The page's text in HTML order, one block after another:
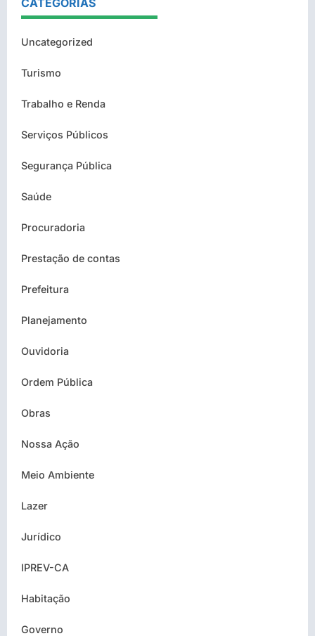
Uncategorized
Turismo
Trabalho e Renda
Serviços Públicos
Segurança Pública
Saúde
Procuradoria
Prestação de contas
Prefeitura
Planejamento
Ouvidoria
Ordem Pública
Obras
Nossa Ação
Meio Ambiente
Lazer
Jurídico
IPREV-CA
Habitação
Governo